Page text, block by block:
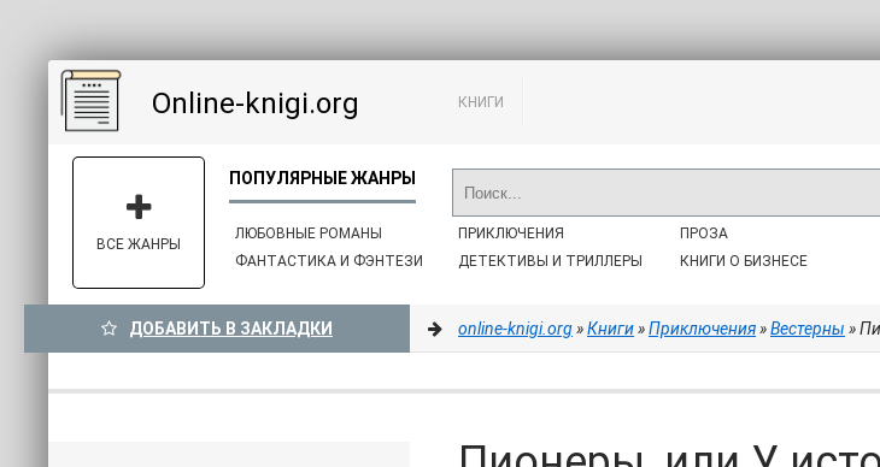
Online-knigi.org КНИГИ
ЛЮБОВНЫЕ РОМАНЫ
ФАНТАСТИКА И ФЭНТЕЗИ
ПРИКЛЮЧЕНИЯ
ДЕТЕКТИВЫ И ТРИЛЛЕРЫ
ПРОЗА
КНИГИ О БИЗНЕСЕ
ВСЕ ЖАНРЫ
ДОБАВИТЬ В ЗАКЛАДКИ online-knigi.org»Книги»Приключения»Вестерны »